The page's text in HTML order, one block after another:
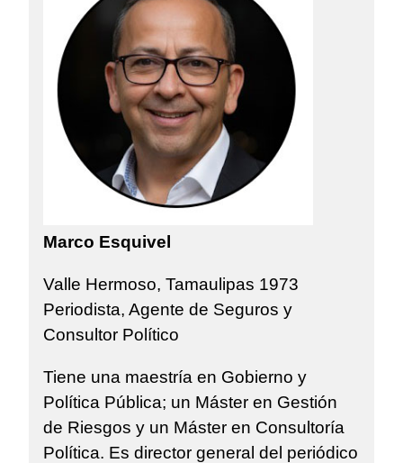
Marco Esquivel
Valle Hermoso, Tamaulipas 1973
Periodista, Agente de Seguros y
Consultor Político
Tiene una maestría en Gobierno y
Política Pública; un Máster en Gestión
de Riesgos y un Máster en Consultoría
Política. Es director general del periódico